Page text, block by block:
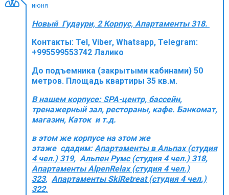
июня
Новый Гудаури, 2 Корпус, Апартаменты 318.
Контакты: Tel, Viber, Whatsapp, Telegram:
+995599553742 Лалико
До подъемника (закрытыми кабинами) 50
метров. Площадь квартиры 35 кв.м.
В нашем корпусе: SPA-центр, бассейн,
тренажерный зал, рестораны, кафе. Банкомат,
магазин, Каток и т.д.
в этом же корпусе на этом же
этаже сдадим: Aпартаменты в Альпах (студия
4 чел.) 319, Альпен Румс (студия 4 чел.) 318,
Апартаменты AlpenRelax (студия 4 чел.)
323, Апартаменты SkiRetreat (студия 4 чел.)
322.
ПРОЖИВАНИЕ
Квартиры
Коттеджи
Отели
% Горячие предложения
Казбеги
Другое
ГРУЗИЯ